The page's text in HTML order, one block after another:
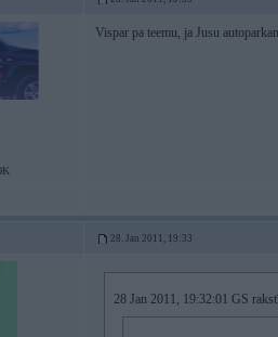
Vispar pa teemu, ja Jusu
28. Jan 2011, 19:33
28 Jan 2011, 19:32:01 GS